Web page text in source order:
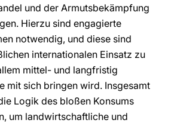
und der Armutsbekämpfung
Hierzu sind engagierte
notwendig, und diese sind
internationalen Einsatz zu
mittel- und langfristig
mit sich bringen wird. Insgesamt
Logik des bloßen Konsums
um landwirtschaftliche und